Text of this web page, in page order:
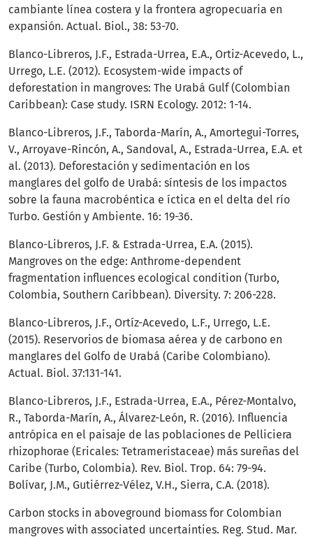
cambiante línea costera y la frontera agropecuaria en
expansión. Actual. Biol., 38: 53-70.
Blanco-Libreros, J.F., Estrada-Urrea, E.A., Ortiz-Acevedo, L.,
Urrego, L.E. (2012). Ecosystem-wide impacts of
deforestation in mangroves: The Urabá Gulf (Colombian
Caribbean): Case study. ISRN Ecology. 2012: 1-14.
Blanco-Libreros, J.F., Taborda-Marín, A., Amortegui-Torres,
V., Arroyave-Rincón, A., Sandoval, A., Estrada-Urrea, E.A. et
al. (2013). Deforestación y sedimentación en los
manglares del golfo de Urabá: síntesis de los impactos
sobre la fauna macrobéntica e íctica en el delta del río
Turbo. Gestión y Ambiente. 16: 19-36.
Blanco-Libreros, J.F. & Estrada-Urrea, E.A. (2015).
Mangroves on the edge: Anthrome-dependent
fragmentation influences ecological condition (Turbo,
Colombia, Southern Caribbean). Diversity. 7: 206-228.
Blanco-Libreros, J.F., Ortíz-Acevedo, L.F., Urrego, L.E.
(2015). Reservorios de biomasa aérea y de carbono en
manglares del Golfo de Urabá (Caribe Colombiano).
Actual. Biol. 37:131-141.
Blanco-Libreros, J.F., Estrada-Urrea, E.A., Pérez-Montalvo,
R., Taborda-Marín, A., Álvarez-León, R. (2016). Influencia
antrópica en el paisaje de las poblaciones de Pelliciera
rhizophorae (Ericales: Tetrameristaceae) más sureñas del
Caribe (Turbo, Colombia). Rev. Biol. Trop. 64: 79-94.
Bolívar, J.M., Gutiérrez-Vélez, V.H., Sierra, C.A. (2018).
Carbon stocks in aboveground biomass for Colombian
mangroves with associated uncertainties. Reg. Stud. Mar.